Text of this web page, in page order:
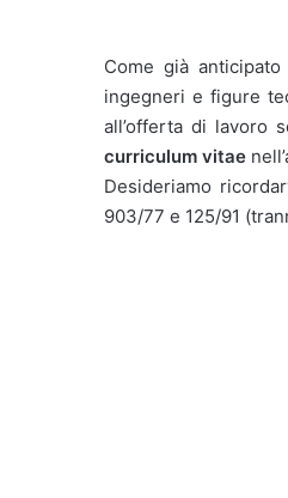
Come già anticipato
ingegneri e figure
all’offerta di lavoro
curriculum vitae
Desideriamo
903/77 e 125/91